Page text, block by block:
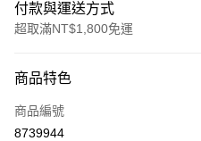
付款與運送方式
超取滿NT$1,800免運
信用卡一次付款
超商取貨付款
商品特色
商品編號
8739944